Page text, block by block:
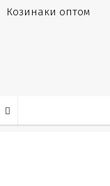
Козинаки оптом